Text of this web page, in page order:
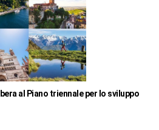
al Piano triennale per lo sviluppo